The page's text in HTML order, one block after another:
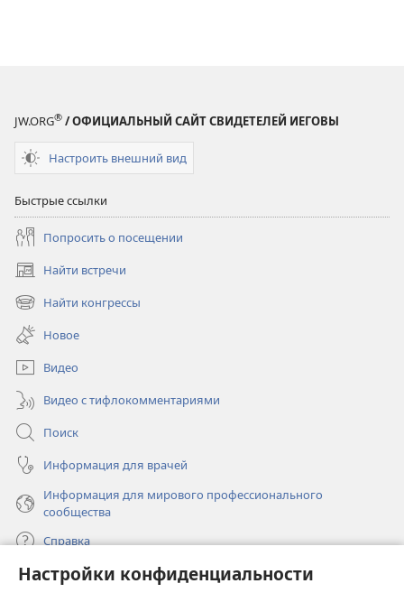
Настройки конфиденциальности
JW.ORG® / ОФИЦИАЛЬНЫЙ САЙТ СВИДЕТЕЛЕЙ ИЕГОВЫ
Настроить внешний вид
Быстрые ссылки
Попросить о посещении
Найти встречи
(открывается
в
новом
окне)
Найти конгрессы
(открывается
новом
окне)
Новое
Видео
Видео с тифлокомментариями
Поиск
Информация для врачей
Информация для мирового профессионального
сообщества
Справка
Пожертвования